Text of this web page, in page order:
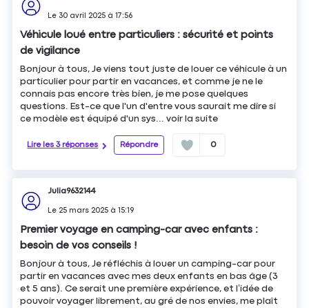
Le 30 avril 2025 à17:56
Véhicule loué entre particuliers : sécurité et points
de vigilance
Bonjour à tous, Je viens tout juste de louer ce véhicule à un
particulier pour partir en vacances, et comme je ne le
connais pas encore très bien, je me pose quelques
questions. Est-ce que l'un d'entre vous saurait me dire si
ce modèle est équipé d'un sys...voir la suite
Lire les 3 réponses Répondre 0
Julia9632144
Le 25 mars 2025 à15:19
Premier voyage en camping-car avec enfants :
besoin de vos conseils !
Bonjour à tous, Je réfléchis à louer un camping-car pour
partir en vacances avec mes deux enfants en bas âge (3
et 5 ans). Ce serait une première expérience, et l’idée de
pouvoir voyager librement, au gré de nos envies, me plaît